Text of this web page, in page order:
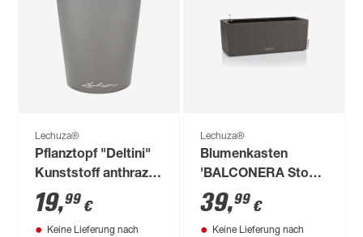
Lechuza®
Pflanztopf "Deltini"
Kunststoff anthrazit
14 x 18 x 14 cm
19,99 €
Keine Lieferung nach
Lechuza®
Blumenkasten
'BALCONERA Stone
50' graphitschwarz,
Komplett-Set
39,99 €
Keine Lieferung nach